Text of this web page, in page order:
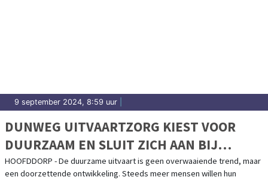
9 september 2024, 8:59 uur
DUNWEG UITVAARTZORG KIEST VOOR
DUURZAAM EN SLUIT ZICH AAN BIJ
GREENLEAVE
HOOFDDORP - De duurzame uitvaart is geen overwaaiende trend, maar
een doorzettende ontwikkeling. Steeds meer mensen willen hun